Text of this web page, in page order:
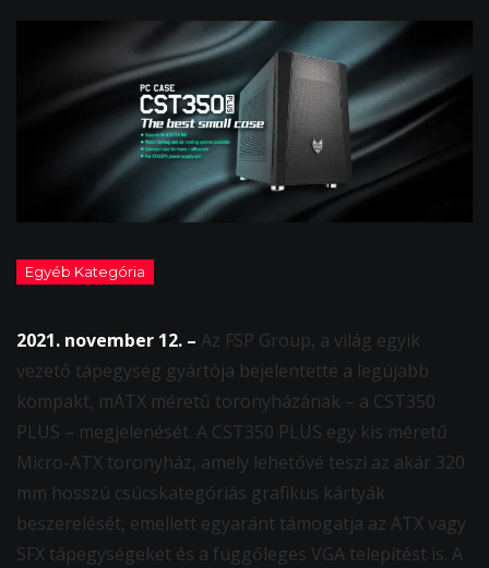
2021. november 12. – Az FSP Group, a világ egyik
vezető tápegység gyártója bejelentette a legújabb
kompakt, mATX méretű toronyházának – a CST350
PLUS – megjelenését. A CST350 PLUS egy kis méretű
Micro-ATX toronyház, amely lehetővé teszi az akár 320
mm hosszú csúcskategóriás grafikus kártyák
beszerelését, emellett egyaránt támogatja az ATX vagy
SFX tápegységeket és a függőleges VGA telepítést is. A